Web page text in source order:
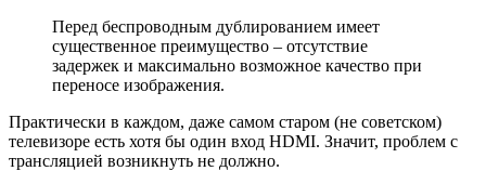
Перед беспроводным дублированием имеет
существенное преимущество – отсутствие
задержек и максимально возможное качество при
переносе изображения.
Практически в каждом, даже самом старом (не советском)
телевизоре есть хотя бы один вход HDMI. Значит, проблем с
трансляцией возникнуть не должно.